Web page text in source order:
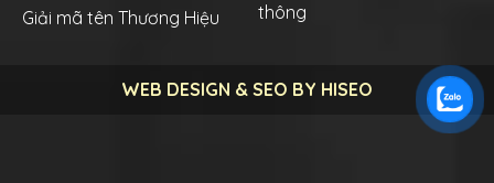
Giải mã tên Thương Hiệu
thông
WEB DESIGN & SEO BY HISEO